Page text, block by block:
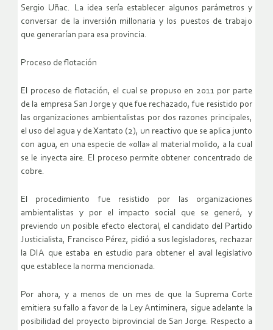
Sergio Uñac. La idea sería establecer algunos parámetros y
conversar de la inversión millonaria y los puestos de trabajo
que generarían para esa provincia.
Proceso de flotación
El proceso de flotación, el cual se propuso en 2011 por parte
de la empresa San Jorge y que fue rechazado, fue resistido por
las organizaciones ambientalistas por dos razones principales,
el uso del agua y de Xantato (2), un reactivo que se aplica junto
con agua, en una especie de «olla» al material molido, a la cual
se le inyecta aire. El proceso permite obtener concentrado de
cobre.
El procedimiento fue resistido por las organizaciones
ambientalistas y por el impacto social que se generó, y
previendo un posible efecto electoral, el candidato del Partido
Justicialista, Francisco Pérez, pidió a sus legisladores, rechazar
la DIA que estaba en estudio para obtener el aval legislativo
que establece la norma mencionada.
Por ahora, y a menos de un mes de que la Suprema Corte
emitiera su fallo a favor de la Ley Antiminera, sigue adelante la
posibilidad del proyecto biprovincial de San Jorge. Respecto a